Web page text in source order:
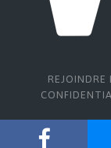
REJOINDRE